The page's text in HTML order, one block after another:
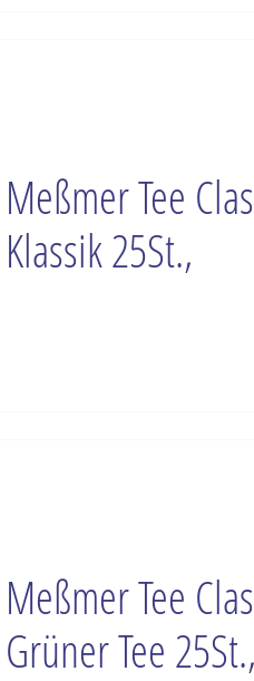
Meßmer Tee
Klassik 25St.,
Meßmer Tee
Grüner Tee 25St.,